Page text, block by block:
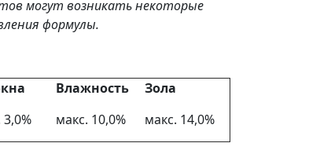
могут возникать некоторые
формулы.
Влажность
Зола
3,0% макс. 10,0% макс. 14,0%